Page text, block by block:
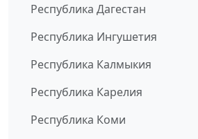
Республика Дагестан
Республика Ингушетия
Республика Калмыкия
Республика Карелия
Республика Коми